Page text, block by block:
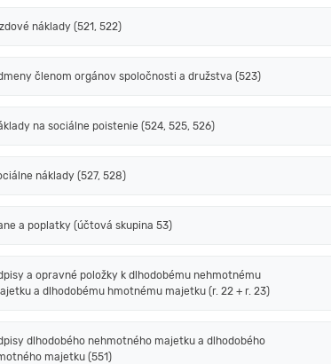
náklady (521, 522)
členom orgánov spoločnosti a družstva (523)
na sociálne poistenie (524, 525, 526)
náklady (527, 528)
a poplatky (účtová skupina 53)
a opravné položky k dlhodobému nehmotnému
a dlhodobému hmotnému majetku (r. 22 + r. 23)
dlhodobého nehmotného majetku a dlhodobého
majetku (551)